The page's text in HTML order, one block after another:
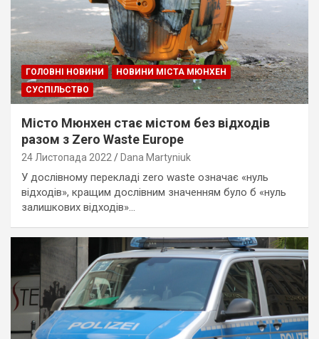
ГОЛОВНІ НОВИНИ
НОВИНИ МІСТА МЮНХЕН
СУСПІЛЬСТВО
Місто Мюнхен стає містом без відходів
разом з Zero Waste Europe
24 Листопада 2022 Dana Martyniuk
У дослівному перекладі zero waste означає «нуль
відходів», кращим дослівним значенням було б «нуль
залишкових відходів»…